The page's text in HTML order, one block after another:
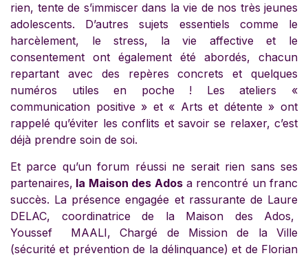
rien, tente de s’immiscer dans la vie de nos très jeunes
adolescents. D’autres sujets essentiels comme le
harcèlement, le stress, la vie affective et le
consentement ont également été abordés, chacun
repartant avec des repères concrets et quelques
numéros utiles en poche ! Les ateliers «
communication positive » et « Arts et détente » ont
rappelé qu’éviter les conflits et savoir se relaxer, c’est
déjà prendre soin de soi.
Et parce qu’un forum réussi ne serait rien sans ses
partenaires, la Maison des Adosa rencontré un franc
succès. La présence engagée et rassurante de Laure
DELAC, coordinatrice de la Maison des Ados,
Youssef MAALI, Chargé de Mission de la Ville
(sécurité et prévention de la délinquance) et de Florian